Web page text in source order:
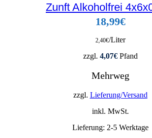
Zunft Alkoholfrei
18,99€
2,40€/Liter
zzgl. 4,07€Pfand
Mehrweg
zzgl. Lieferung/Versand
inkl. MwSt.
Lieferung: 2-5 Werktage